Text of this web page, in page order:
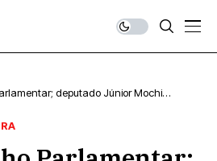
deputado Júnior Mochi